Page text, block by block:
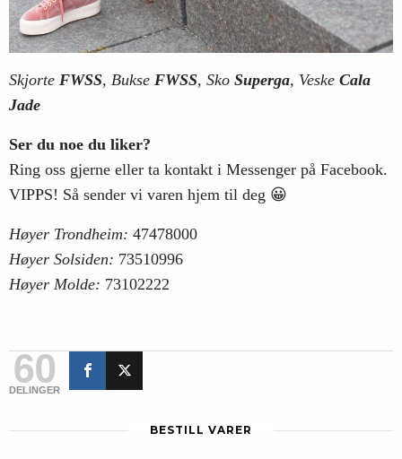
Skjorte FWSS, Bukse FWSS, Sko Superga, Veske Cala
Jade
Ser du noe du liker?
Ring oss gjerne eller ta kontakt i Messenger på Facebook.
VIPPS! Så sender vi varen hjem til deg 😀
Høyer Trondheim: 47478000
Høyer Solsiden: 73510996
Høyer Molde: 73102222
60
DELINGER
BESTILL VARER